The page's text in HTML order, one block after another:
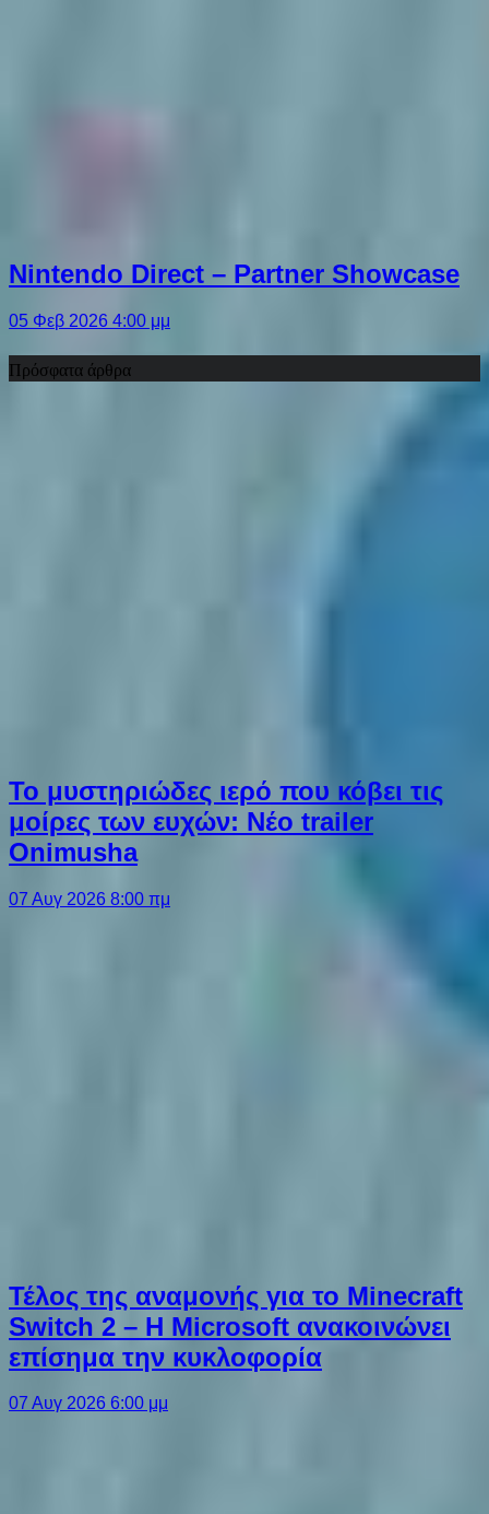
Nintendo Direct – Partner Showcase
05 Φεβ 2026 4:00 μμ
Πρόσφατα άρθρα
Το μυστηριώδες ιερό που κόβει τις
μοίρες των ευχών: Νέο trailer
Onimusha
07 Αυγ 2026 8:00 πμ
Τέλος της αναμονής για το Minecraft
Switch 2 – Η Microsoft ανακοινώνει
επίσημα την κυκλοφορία
07 Αυγ 2026 6:00 μμ